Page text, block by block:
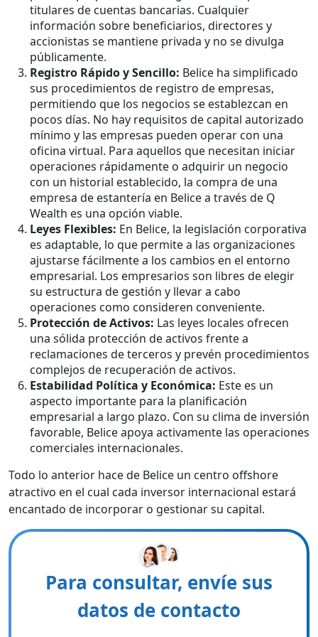
titulares de cuentas bancarias. Cualquier
información sobre beneficiarios, directores y
accionistas se mantiene privada y no se divulga
públicamente.
Registro Rápido y Sencillo: Belice ha simplificado
sus procedimientos de registro de empresas,
permitiendo que los negocios se establezcan en
pocos días. No hay requisitos de capital autorizado
mínimo y las empresas pueden operar con una
oficina virtual. Para aquellos que necesitan iniciar
operaciones rápidamente o adquirir un negocio
con un historial establecido, la compra de una
empresa de estantería en Belice a través de Q
Wealth es una opción viable.
Leyes Flexibles: En Belice, la legislación corporativa
es adaptable, lo que permite a las organizaciones
ajustarse fácilmente a los cambios en el entorno
empresarial. Los empresarios son libres de elegir
su estructura de gestión y llevar a cabo
operaciones como consideren conveniente.
Protección de Activos: Las leyes locales ofrecen
una sólida protección de activos frente a
reclamaciones de terceros y prevén procedimientos
complejos de recuperación de activos.
Estabilidad Política y Económica: Este es un
aspecto importante para la planificación
empresarial a largo plazo. Con su clima de inversión
favorable, Belice apoya activamente las operaciones
comerciales internacionales.
Todo lo anterior hace de Belice un centro offshore
atractivo en el cual cada inversor internacional estará
encantado de incorporar o gestionar su capital.
Para consultar, envíe sus
datos de contacto